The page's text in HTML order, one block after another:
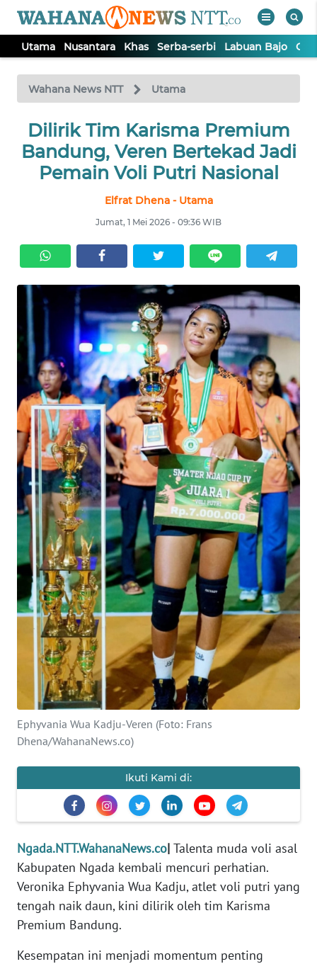
Utama Nusantara Khas Serba-serbi Labuan Bajo
Wahana News NTT Utama
Dilirik Tim Karisma Premium
Bandung, Veren Bertekad Jadi
Pemain Voli Putri Nasional
Elfrat Dhena - Utama
Jumat, 1 Mei 2026 - 09:36 WIB
Ephyvania Wua Kadju-Veren (Foto: Frans
Dhena/WahanaNews.co)
Ikuti Kami di:
Ngada.NTT.WahanaNews.co| Talenta muda voli asal
Kabupaten Ngada kembali mencuri perhatian.
Veronika Ephyvania Wua Kadju, atlet voli putri yang
tengah naik daun, kini dilirik oleh tim Karisma
Premium Bandung.
Kesempatan ini menjadi momentum penting
TV
Tutup
UTAMA
NUSANTARA
SERBA-
SERBI
LABUAN
BAJO
OPINI
Informasi
INDEKS
BERITA
KONTAK
KAMI
INFO
IKLAN
TENTANG
KAMI
PEDOMAN
MEDIA
SIBER
REDAKSI
KARIR
Regional
WN
SUMUT
WN